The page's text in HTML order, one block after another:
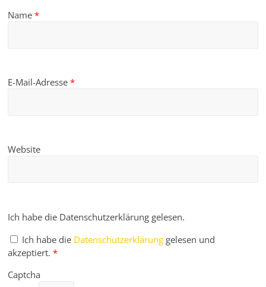
Name*
E-Mail-Adresse*
Website
Ich habe die Datenschutzerklärung gelesen.
Ich habe die Datenschutzerklärung gelesen und
akzeptiert. *
Captcha